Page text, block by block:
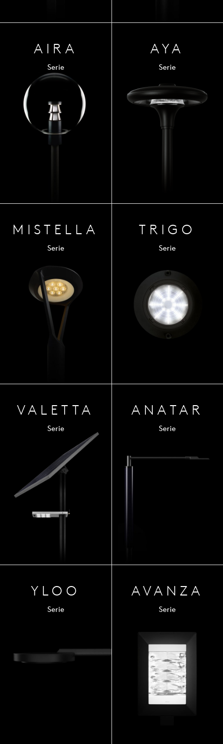
AIRA
Serie
AYA
Serie
MIST ELLA
Serie
TRIGO
Serie
VALETTA
Serie
ANA TAR
Serie
YLOO
Serie
AVA NZA
Serie